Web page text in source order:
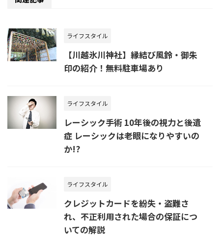
ライフスタイル
【川越氷川神社】縁結び風鈴・御朱
印の紹介！無料駐車場あり
ライフスタイル
レーシック手術 10年後の視力と後遺
症 レーシックは老眼になりやすいの
か!?
ライフスタイル
クレジットカードを紛失・盗難さ
れ、不正利用された場合の保証につ
いての解説